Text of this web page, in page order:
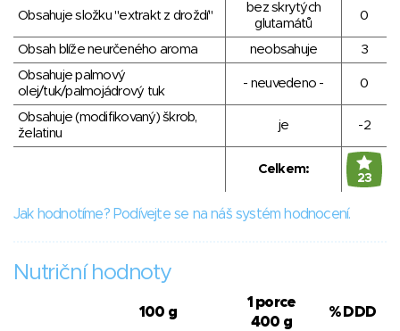
Obsahuje složku "extrakt z droždí"
bez skrytých
glutamátů
0
Obsah blíže neurčeného aroma neobsahuje
3
Obsahuje palmový
olej/tuk/palmojádrový tuk
- neuvedeno - 0
Obsahuje (modifikovaný) škrob,
želatinu
je -2
Celkem:
23
Jak hodnotíme? Podívejte se na náš systém hodnocení.
Nutriční hodnoty
100 g
1 porce
400 g
% DDD